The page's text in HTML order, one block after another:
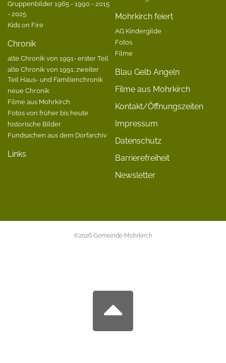
Gruppenbilder 1965 - 1990 - 2015
- 2025
Kids on Fire
Chronik
alte Chronik von 1991- erster Teil
alte Chronik von 1991: zweiter
Teil Haus- und Familienchronik
neue Chronik
Filme aus Mohrkirch
Fotos von früher bis heute
historische Bilder
Fundsachen aus dem Dorfarchiv
Links
Mohrkirch feiert
AG Kindergilde
Fotos
Filme
Blau Gelb Angeln
Filme aus Mohrkirch
Kontakt/Öffnungszeiten
Impressum
Datenschutz
Barrierefreiheit
Newsletter
©2026 Gemeinde Mohrkirch